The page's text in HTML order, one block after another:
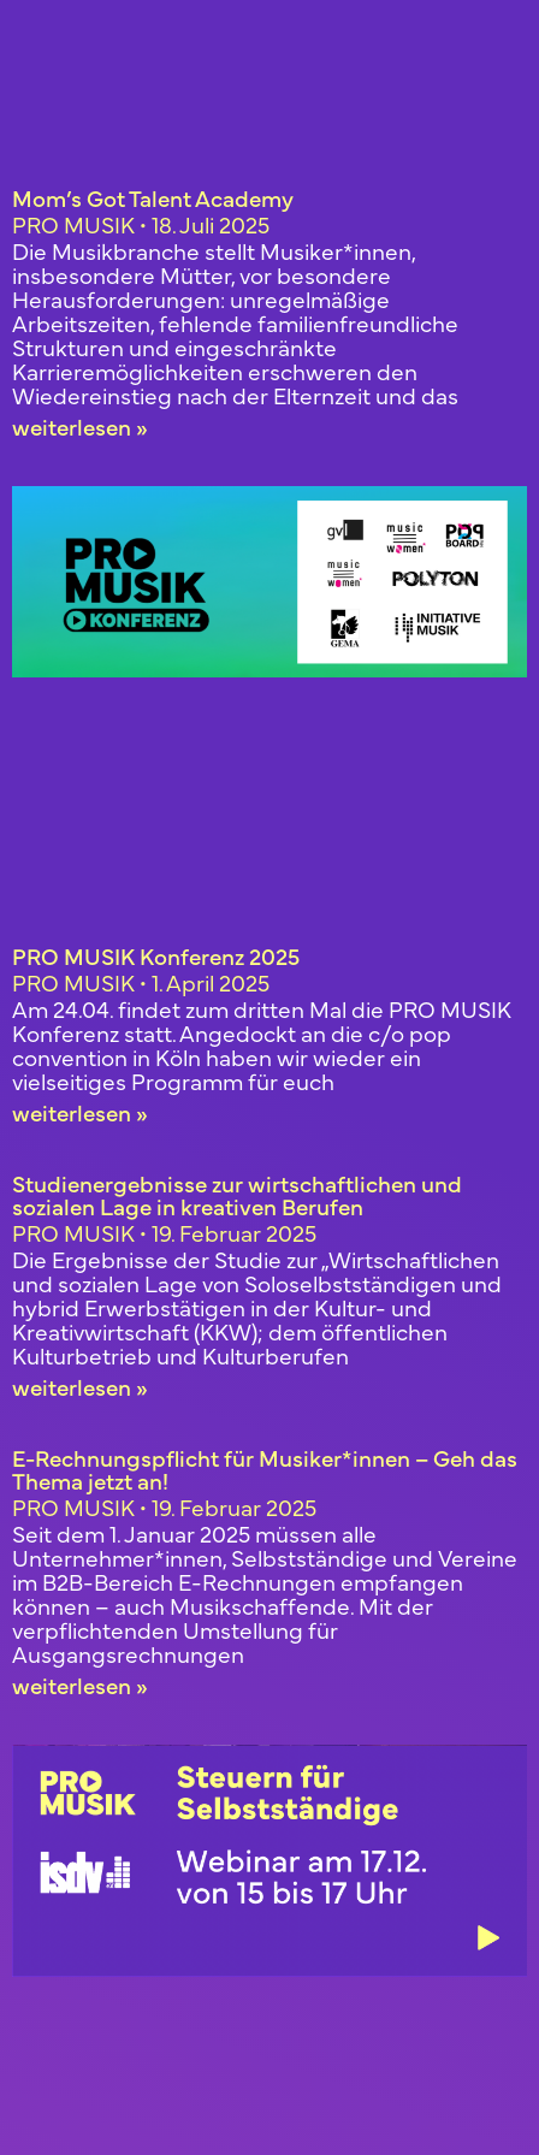
Mom’s Got Talent Academy
PRO MUSIK 18. Juli 2025
Die Musikbranche stellt Musiker*innen,
insbesondere Mütter, vor besondere
Herausforderungen: unregelmäßige
Arbeitszeiten, fehlende familienfreundliche
Strukturen und eingeschränkte
Karrieremöglichkeiten erschweren den
Wiedereinstieg nach der Elternzeit und das
weiterlesen »
PRO MUSIK Konferenz 2025
PRO MUSIK 1. April 2025
Am 24.04. findet zum dritten Mal die PRO MUSIK
Konferenz statt. Angedockt an die c/o pop
convention in Köln haben wir wieder ein
vielseitiges Programm für euch
weiterlesen »
Studienergebnisse zur wirtschaftlichen und
sozialen Lage in kreativen Berufen
PRO MUSIK 19. Februar 2025
Die Ergebnisse der Studie zur „Wirtschaftlichen
und sozialen Lage von Soloselbstständigen und
hybrid Erwerbstätigen in der Kultur- und
Kreativwirtschaft (KKW); dem öffentlichen
Kulturbetrieb und Kulturberufen
weiterlesen »
E-Rechnungspflicht für Musiker*innen – Geh das
Thema jetzt an!
PRO MUSIK 19. Februar 2025
Seit dem 1. Januar 2025 müssen alle
Unternehmer*innen, Selbstständige und Vereine
im B2B-Bereich E-Rechnungen empfangen
können – auch Musikschaffende. Mit der
verpflichtenden Umstellung für
Ausgangsrechnungen
weiterlesen »